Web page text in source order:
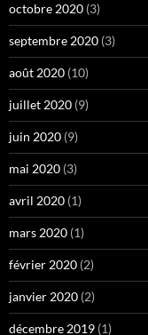
octobre 2020 (3)
septembre 2020 (3)
août 2020 (10)
juillet 2020 (9)
juin 2020 (9)
mai 2020 (3)
avril 2020 (1)
mars 2020 (1)
février 2020 (2)
janvier 2020 (2)
décembre 2019 (1)